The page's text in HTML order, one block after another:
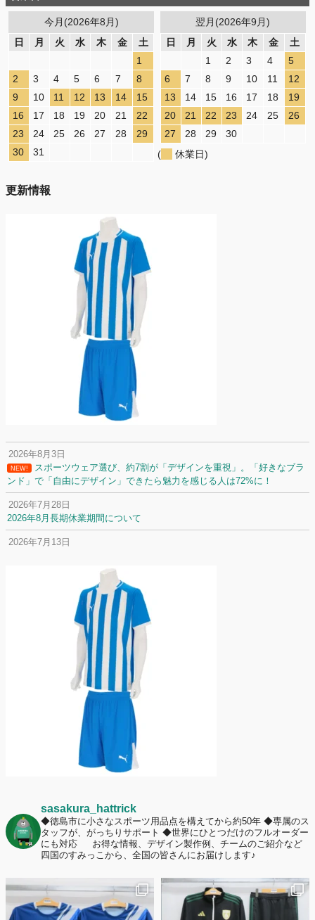
今月(2026年8月)
日
月 火 水 木 金
土
1
2
3 4 5 6 7
8
9
10 11 12 13 14
15
16
17 18 19 20 21
22
23
24 25 26 27 28
29
30
31
翌月(2026年9月)
日
月 火 水 木 金
土
1
2 3 4
5
6
7 8 9 10 11
12
13
14 15 16 17 18
19
20
21 22 23 24 25
26
27
28 29
30
(
休業日)
更新情報
2026年8月3日
NEW!
スポーツウェア選び、約7割が「デザインを重視」。「好きなブラ
ンド」で「自由にデザイン」できたら魅力を感じる人は72%に！
2026年7月28日
2026年8月長期休業期間について
2026年7月13日
名前入りユニフォームで子どもの自信が「プラスになった」と感じた保
護者は約67%！「やや高いと感じたが納得して購入した」と価値を実感
する声も32.7%に！
応援ユニフォーム、約53％が「会場に一体感があってよい」と回答。チ
ームへの愛情が伝わる応援スタイルとは？
sasakura_hattrick
◆徳島市に小さなスポーツ用品点を構えてから約50年 ◆専属のス
タッフが、がっちりサポート ◆世界にひとつだけのフルオーダー
にも対応
お得な情報、デザイン製作例、チームのご紹介など
四国のすみっこから、全国の皆さんにお届けします♪